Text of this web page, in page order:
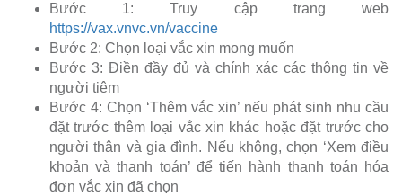
Bước 1: Truy cập trang web
https://vax.vnvc.vn/vaccine
Bước 2: Chọn loại vắc xin mong muốn
Bước 3: Điền đầy đủ và chính xác các thông tin về
người tiêm
Bước 4: Chọn ‘Thêm vắc xin’ nếu phát sinh nhu cầu
đặt trước thêm loại vắc xin khác hoặc đặt trước cho
người thân và gia đình. Nếu không, chọn ‘Xem điều
khoản và thanh toán’ để tiến hành thanh toán hóa
đơn vắc xin đã chọn